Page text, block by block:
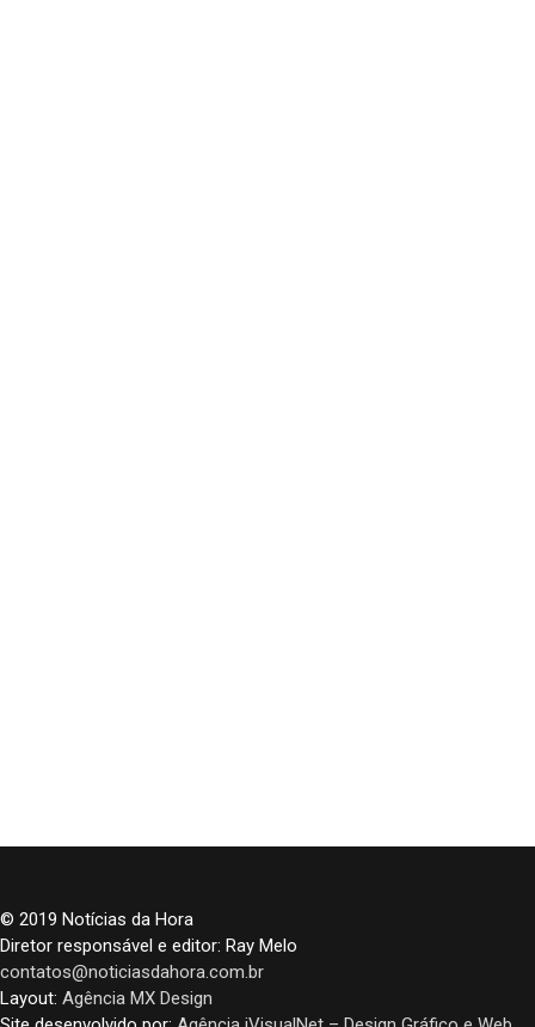
© 2019 Notícias da Hora
Diretor responsável e editor: Ray Melo
contatos@noticiasdahora.com.br
Layout: Agência MX Design